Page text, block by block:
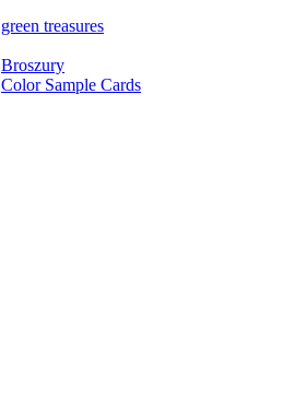
green treasures
Broszury
Color Sample Cards